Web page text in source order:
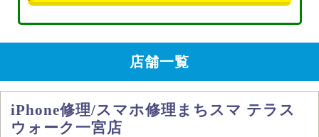
店舗一覧
iPhone修理/スマホ修理まちスマ テラス
ウォーク一宮店